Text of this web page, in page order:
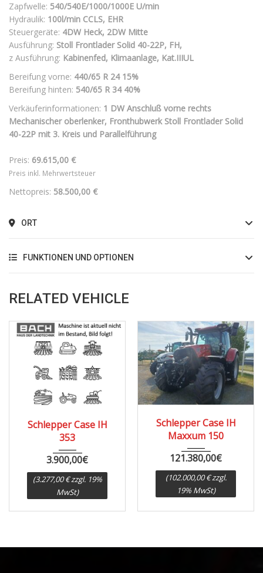
Zapfwelle: 540/540E/1000/1000E U/min
Hydraulik: 100l/min CCLS, EHR
Steuergeräte: 4DW Heck, 2DW Mitte
Ausführung: Stoll Frontlader Solid 40-22P, FH,
z Ausführung: Kabinenfed, Klimaanlage, Kat.IIIUL
Bereifung vorne: 440/65 R 24 15%
Bereifung hinten: 540/65 R 34 40%
Verkäuferinformationen: 1 DW Anschluß vorne rechts
Mechanischer oberlenker, Fronthubwerk Stoll Frontlader Solid
40-22P mit 3. Kreis und Parallelführung
Preis: 69.615,00 €
Preis inkl. Mehrwertsteuer
Nettopreis: 58.500,00 €
ORT
FUNKTIONEN UND OPTIONEN
RELATED VEHICLE
Schlepper Case IH
353
3.900,00€
(3.277,00 € zzgl. 19%
MwSt)
Schlepper Case IH
Maxxum 150
121.380,00€
(102.000,00 € zzgl.
19% MwSt)